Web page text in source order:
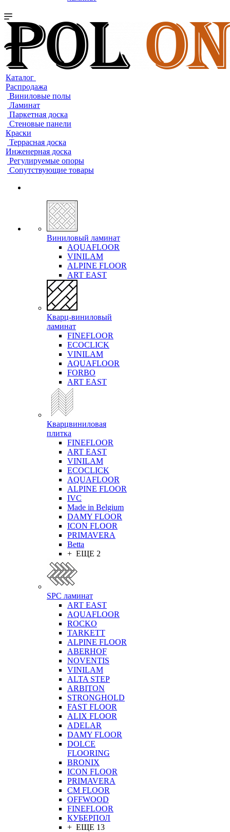
Каталог
Распродажа
Виниловые полы
Ламинат
Паркетная доска
Стеновые панели
Краски
Террасная доска
Инженерная доска
Регулируемые опоры
Сопутствующие товары
Виниловый ламинат
AQUAFLOOR
VINILAM
ALPINE FLOOR
ART EAST
Кварц-виниловый
ламинат
FINEFLOOR
ECOCLICK
VINILAM
AQUAFLOOR
FORBO
ART EAST
Кварцвиниловая
плитка
FINEFLOOR
ART EAST
VINILAM
ECOCLICK
AQUAFLOOR
ALPINE FLOOR
IVC
Made in Belgium
DAMY FLOOR
ICON FLOOR
PRIMAVERA
Betta
+ ЕЩЕ 2
SPC ламинат
ART EAST
AQUAFLOOR
ROCKO
TARKETT
ALPINE FLOOR
ABERHOF
NOVENTIS
VINILAM
ALTA STEP
ARBITON
STRONGHOLD
FAST FLOOR
ALIX FLOOR
ADELAR
DAMY FLOOR
DOLCE
FLOORING
BRONIX
ICON FLOOR
PRIMAVERA
CM FLOOR
OFFWOOD
FINEFLOOR
КУБЕРПОЛ
+ ЕЩЕ 13